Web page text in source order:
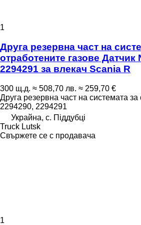
1
Друга резервна част на
отработените газове Датчик
2294291 за влекач Scania R
300 щ.д. ≈ 508,70 лв. ≈ 259,70 €
Друга резервна част на системата за
2294290, 2294291
Украйна, с. Піддубці
Truck Lutsk
Свържете се с продавача
1